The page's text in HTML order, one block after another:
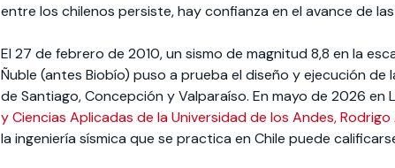
entre los chilenos persiste, hay confianza en el avance de
El 27 de febrero de 2010, un sismo de magnitud 8,8 en la
Ñuble (antes Biobío) puso a prueba el diseño y ejecución
de Santiago, Concepción y Valparaíso. En mayo de 2026 en
y Ciencias Aplicadas de la Universidad de los Andes,
la ingeniería sísmica que se practica en Chile puede